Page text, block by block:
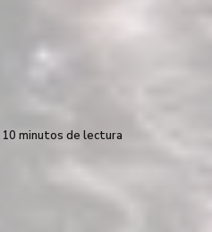
10 minutos de lectura